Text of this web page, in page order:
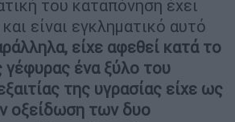
του καταπόνηση έχει
είναι εγκληματικό αυτό
είχε αφεθεί κατά το
ένα ξύλο του
της υγρασίας είχε ως
οξείδωση των δυο